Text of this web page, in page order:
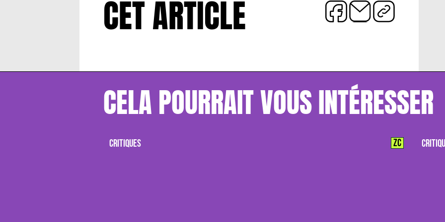
CET ARTICLE
CELA POURRAIT VOUS INTÉRESSER
CRITIQUES ZC